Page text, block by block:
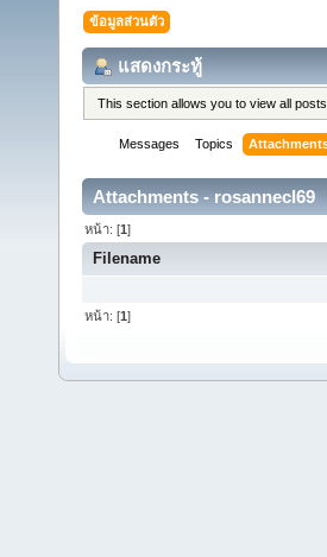
ข้อมูลส่วนตัว
แสดงกระทู้
This section allows you to view all
Messages Topics
Attachments - rosannecl69
หน้า: [1]
Filename
หน้า: [1]